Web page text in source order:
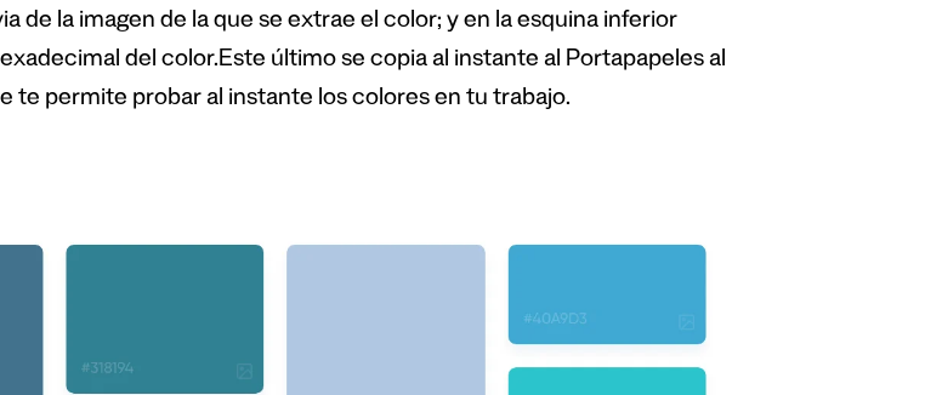
de la imagen de la que se extrae el color; y en la esquina inferior
del color.Este último se copia al instante al Portapapeles al
te permite probar al instante los colores en tu trabajo.